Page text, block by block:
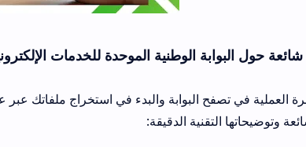
الوطنية الموحدة للخدمات الإلكترونية
الدقيقة: